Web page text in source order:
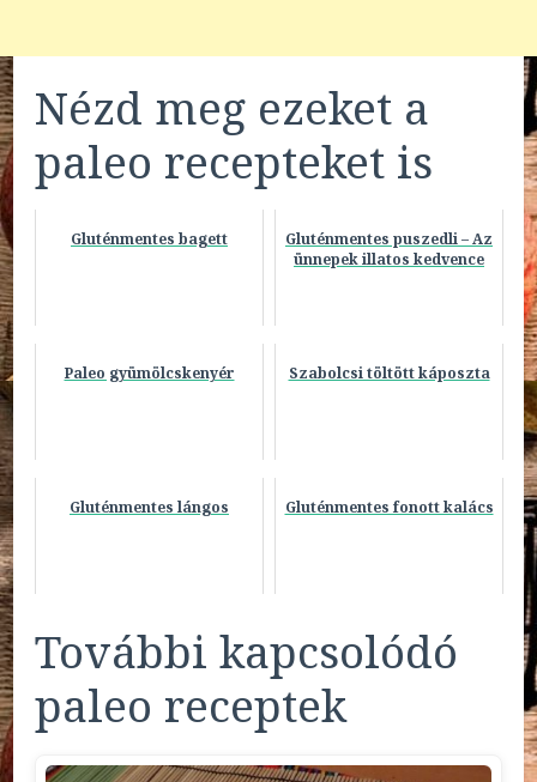
Nézd meg ezeket a
paleo recepteket is
Gluténmentes bagett
Gluténmentes puszedli – Az
ünnepek illatos kedvence
Paleo gyümölcskenyér Szabolcsi töltött káposzta
Gluténmentes lángos Gluténmentes fonott kalács
További kapcsolódó
paleo receptek